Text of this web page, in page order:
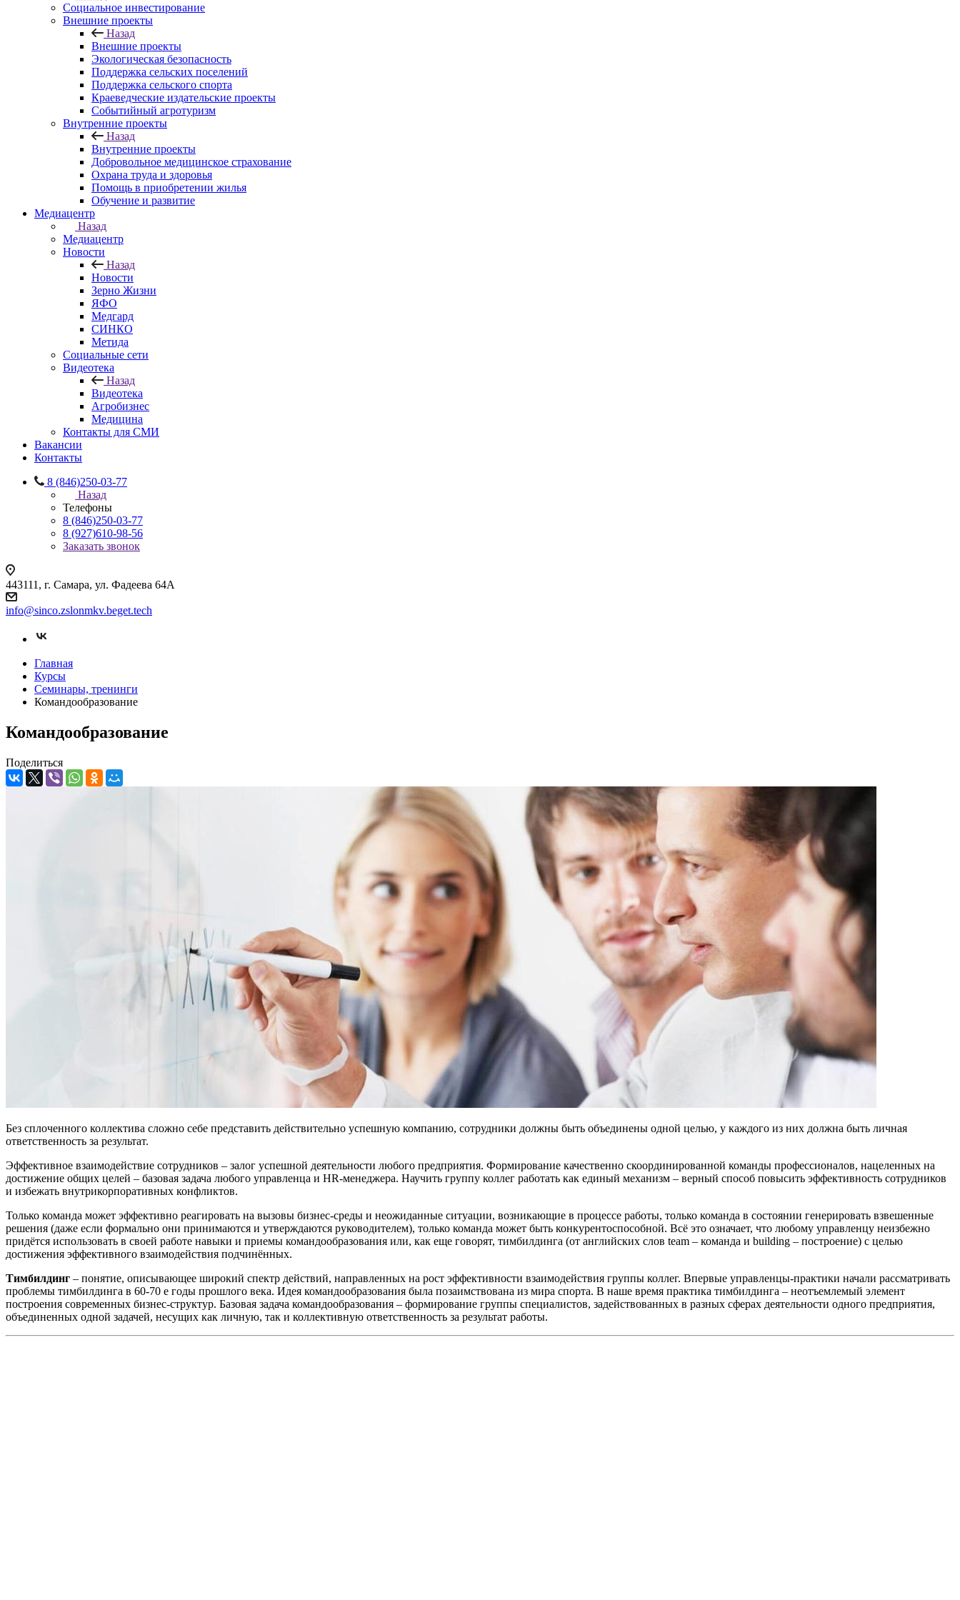
Социальное инвестирование
Внешние проекты
Назад
Внешние проекты
Экологическая безопасность
Поддержка сельских поселений
Поддержка сельского спорта
Краеведческие издательские проекты
Событийный агротуризм
Внутренние проекты
Назад
Внутренние проекты
Добровольное медицинское страхование
Охрана труда и здоровья
Помощь в приобретении жилья
Обучение и развитие
Медиацентр
Назад
Медиацентр
Новости
Назад
Новости
Зерно Жизни
ЯФО
Медгард
СИНКО
Метида
Социальные сети
Видеотека
Назад
Видеотека
Агробизнес
Медицина
Контакты для СМИ
Вакансии
Контакты
8 (846)250-03-77
Назад
Телефоны
8 (846)250-03-77
8 (927)610-98-56
Заказать звонок
443111, г. Самара, ул. Фадеева 64А
info@sinco.zslonmkv.beget.tech
Главная
Курсы
Семинары, тренинги
Командообразование
Командообразование
Поделиться
Без сплоченного коллектива сложно себе представить действительно успешную компанию, сотрудники должны быть объединены одной целью, у каждого из них должна быть личная
ответственность за результат.
Эффективное взаимодействие сотрудников – залог успешной деятельности любого предприятия. Формирование качественно скоординированной команды профессионалов, нацеленных на
достижение общих целей – базовая задача любого управленца и HR-менеджера. Научить группу коллег работать как единый механизм – верный способ повысить эффективность сотрудников
и избежать внутрикорпоративных конфликтов.
Только команда может эффективно реагировать на вызовы бизнес-среды и неожиданные ситуации, возникающие в процессе работы, только команда в состоянии генерировать взвешенные
решения (даже если формально они принимаются и утверждаются руководителем), только команда может быть конкурентоспособной. Всё это означает, что любому управленцу неизбежно
придётся использовать в своей работе навыки и приемы командообразования или, как еще говорят, тимбилдинга (от английских слов team – команда и building – построение) с целью
достижения эффективного взаимодействия подчинённых.
Тимбилдинг – понятие, описывающее широкий спектр действий, направленных на рост эффективности взаимодействия группы коллег. Впервые управленцы-практики начали рассматривать
проблемы тимбилдинга в 60-70 е годы прошлого века. Идея командообразования была позаимствована из мира спорта. В наше время практика тимбилдинга – неотъемлемый элемент
построения современных бизнес-структур. Базовая задача командообразования – формирование группы специалистов, задействованных в разных сферах деятельности одного предприятия,
объединенных одной задачей, несущих как личную, так и коллективную ответственность за результат работы.